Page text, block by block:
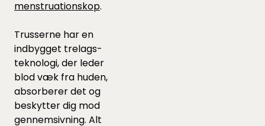
menstruationskop.
Trusserne har en
indbygget trelags-
teknologi, der leder
blod væk fra huden,
absorberer det og
beskytter dig mod
gennemsivning. Alt